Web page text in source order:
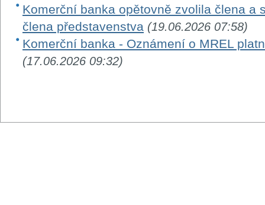
Komerční banka opětovně zvolila člena a
člena představenstva (19.06.2026 07:58)
Komerční banka - Oznámení o MREL
(17.06.2026 09:32)